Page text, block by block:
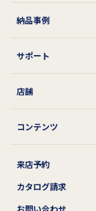
納品事例
サポート
店舗
コンテンツ
来店予約
カタログ請求